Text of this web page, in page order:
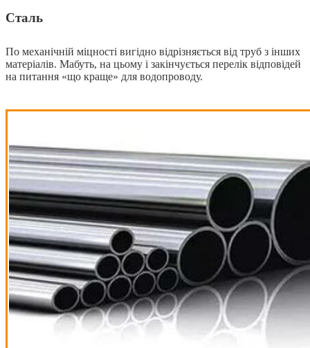
Сталь
По механічній міцності вигідно відрізняється від труб з інших
матеріалів. Мабуть, на цьому і закінчується перелік відповідей
на питання «що краще» для водопроводу.